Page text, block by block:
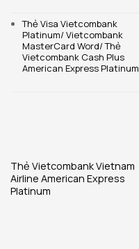
Thẻ Visa Vietcombank
Platinum/ Vietcombank
MasterCard Word/ Thẻ
Vietcombank Cash Plus
American Express Platinum
Thẻ Vietcombank Vietnam
Airline American Express
Platinum